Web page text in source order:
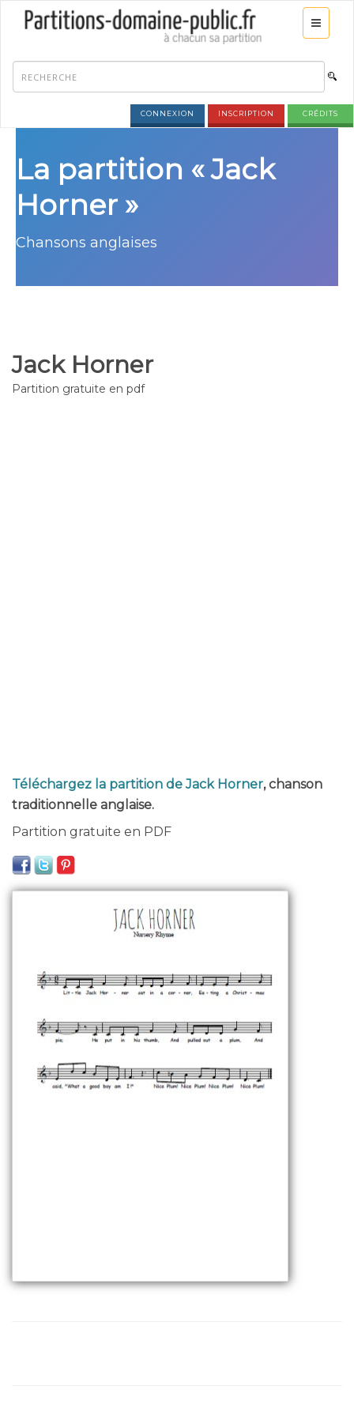
CONNEXION INSCRIPTION CRÉDITS
La partition « Jack
Horner »
Chansons anglaises
Jack Horner
Partition gratuite en pdf
Téléchargez la partition de Jack Horner, chanson
traditionnelle anglaise.
Partition gratuite en PDF